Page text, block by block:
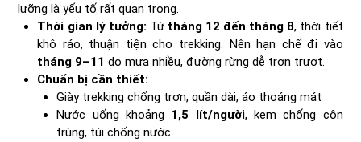
lưỡng là yếu tố rất quan trọng.
Thời gian lý tưởng: Từ tháng 12 đến tháng 8, thời tiết
khô ráo, thuận tiện cho trekking. Nên hạn chế đi vào
tháng 9–11 do mưa nhiều, đường rừng dễ trơn trượt.
Chuẩn bị cần thiết:
Giày trekking chống trơn, quần dài, áo thoáng mát
Nước uống khoảng 1,5 lít/người, kem chống côn
trùng, túi chống nước